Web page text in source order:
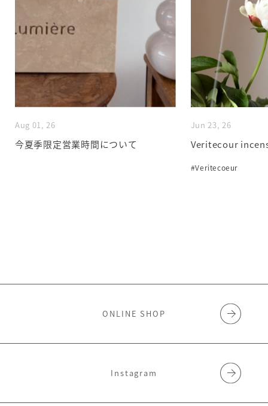
Aug 01, 26
今夏季限定営業時間について
Jun 23, 26
Veritecour
#Veritecoeur
ONLINE SHOP
Instagram